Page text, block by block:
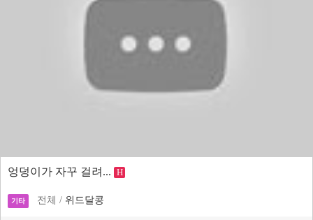
엉덩이가 자꾸 걸려... H
기타 전체 / 위드달콩